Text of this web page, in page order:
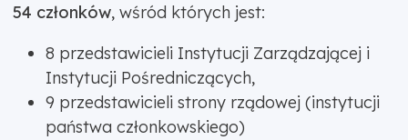
54 członków, wśród których jest:
8 przedstawicieli Instytucji Zarządzającej i
Instytucji Pośredniczących,
9 przedstawicieli strony rządowej (instytucji
państwa członkowskiego)